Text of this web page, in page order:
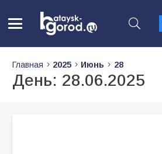
Главная 2025 Июнь 28
День: 28.06.2025